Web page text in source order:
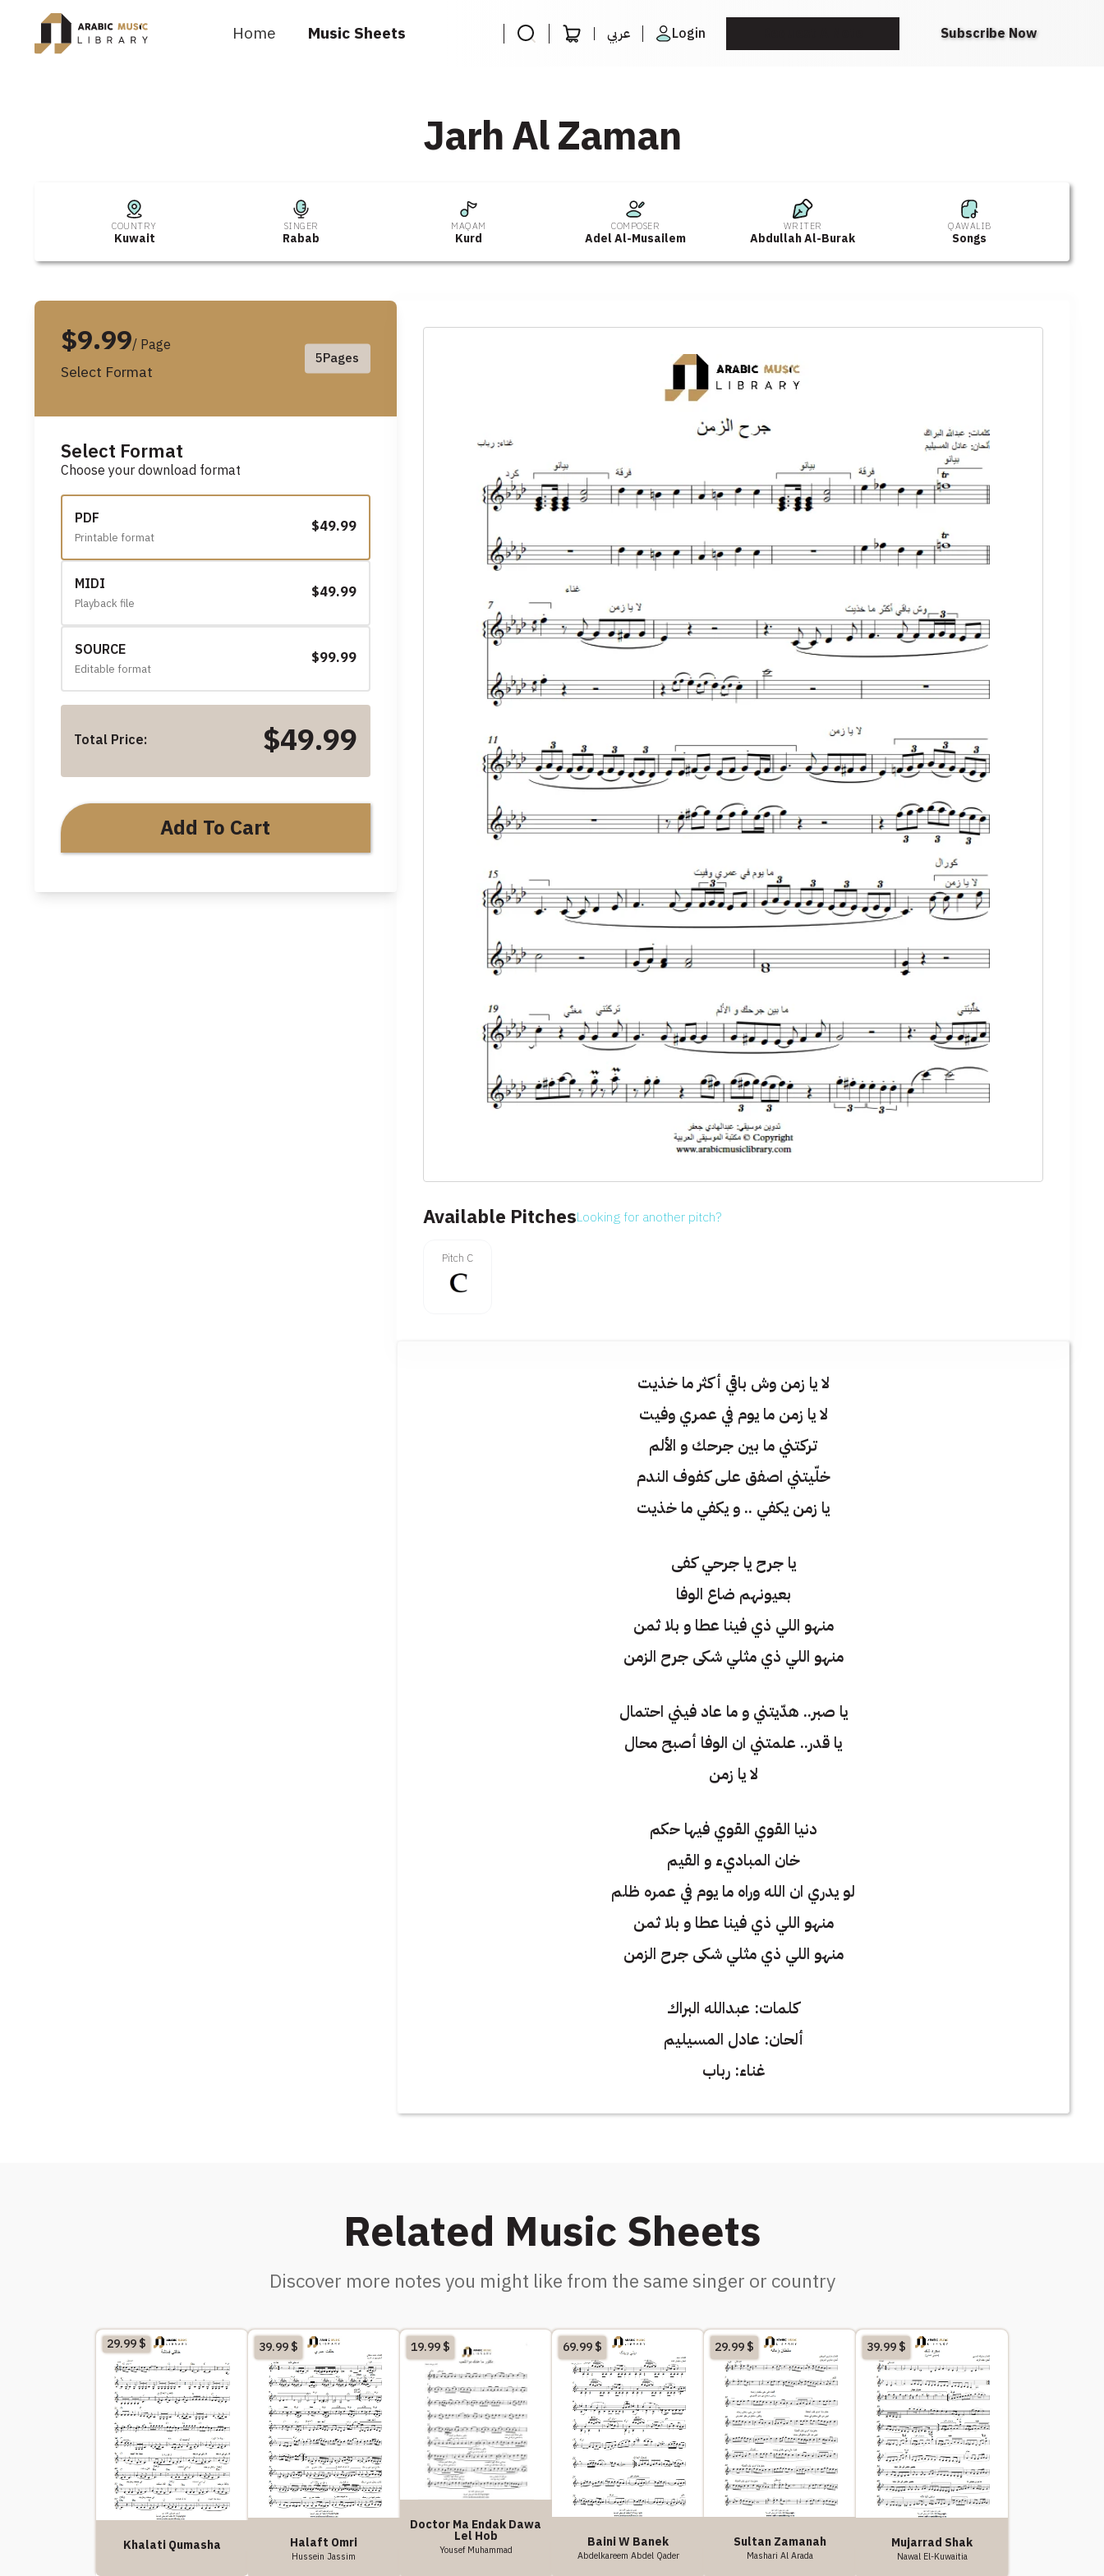
Home Music Sheets عربي Login Subscribe Now
Jarh Al Zaman
COUNTRY
Kuwait
SINGER
Rabab
MAQAM
Kurd
COMPOSER
Adel Al-Musailem
WRITER
Abdullah Al-Burak
QAWALIB
Songs
$9.99/ Page
Select Format
5Pages
Select Format
Choose your download format
PDF
Printable format
$49.99
MIDI
Playback file
$49.99
SOURCE
Editable format
$99.99
Total Price: $49.99
Add To Cart
Available PitchesLooking for another pitch?
Pitch C
لا يا زمن وش باقي أكثر ما خذيت
لا يا زمن ما يوم في عمري وفيت
تركتني ما بين جرحك و الألم
خلّيتني اصفق على كفوف الندم
يا زمن يكفي .. و يكفي ما خذيت
يا جرح يا جرحي كفى
بعيونهم ضاع الوفا
منهو اللي ذي فينا عطا و بلا ثمن
منهو اللي ذي مثلي شكى جرح الزمن
يا صبر.. هدّيتني و ما عاد فيني احتمال
يا قدر.. علمتني ان الوفا أصبح محال
لا يا زمن
دنيا القوي القوي فيها حكم
خان المباديء و القيم
لو يدري ان الله وراه ما يوم في عمره ظلم
منهو اللي ذي فينا عطا و بلا ثمن
منهو اللي ذي مثلي شكى جرح الزمن
كلمات: عبدالله البراك
ألحان: عادل المسيليم
غناء: رباب
Related Music Sheets
Discover more notes you might like from the same singer or country
Khalati Qumasha
29.99$
Halaft Omri
Hussein Jassim
39.99$
Doctor Ma Endak Dawa
Lel Hob
Yousef Muhammad
19.99$
Baini W Banek
Abdelkareem Abdel Qader
69.99$
Sultan Zamanah
Mashari Al Arada
29.99$
Mujarrad Shak
Nawal El-Kuwaitia
39.99$